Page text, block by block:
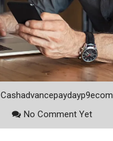
Cashadvancepaydayp9ecom
No Comment Yet